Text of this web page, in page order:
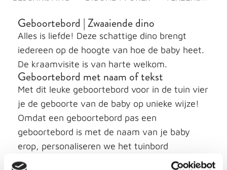
Geboortebord | Zwaaiende dino
Alles is liefde! Deze schattige dino brengt
iedereen op de hoogte van hoe de baby heet.
De kraamvisite is van harte welkom.
Geboortebord met naam of tekst
Met dit leuke geboortebord voor in de tuin vier
je de geboorte van de baby op unieke wijze!
Omdat een geboortebord pas een
geboortebord is met de naam van je baby
erop, personaliseren we het tuinbord
‘Zwaaiende dino’ gratis voor je. Maar is het